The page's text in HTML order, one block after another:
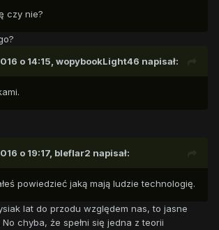
czy nie?
o 14:15, wopybookLight46 napisał:
o 19:17, bleflar2 napisał:
powiedzieć jaką mają ludzie technologię.
lat do przodu względem nas, to jasne
chyba, że spełni się jedna z teorii